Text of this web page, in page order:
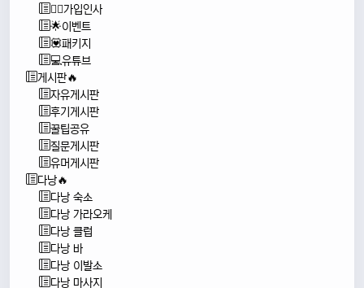
🙇‍♂️가입인사
🌟이벤트
💟패키지
💻유튜브
게시판🔥
자유게시판
후기게시판
꿀팁공유
질문게시판
유머게시판
다낭🔥
다낭 숙소
다낭 가라오케
다낭 클럽
다낭 바
다낭 이발소
다낭 마사지